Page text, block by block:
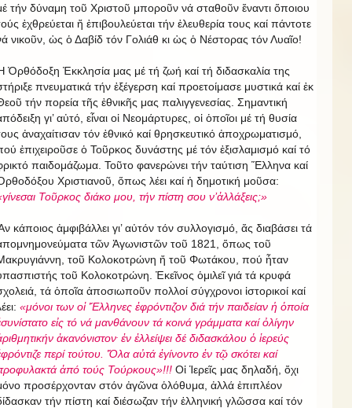
τήν δύναμη τοῦ Χριστοῦ μποροῦν νά σταθοῦν ἔναντι ὅποιου
ἐχθρεύεται ἤ ἐπιβουλεύεται τήν ἐλευθερία τους καί πάντοτε
νικοῦν, ὡς ὁ Δαβίδ τόν Γολιάθ κι ὡς ὁ Νέστορας τόν Λυαῖο!
Ὀρθόδοξη Ἐκκλησία μας μέ τή ζωή καί τή διδασκαλία της
πνευματικά τήν ἐξέγερση καί προετοίμασε μυστικά καί ἐκ
τήν πορεία τῆς ἐθνικῆς μας παλιγγενεσίας. Σημαντική
γι’ αὐτό, εἶναι οἱ Νεομάρτυρες, οἱ ὁποῖοι μέ τή θυσία
ἀναχαίτισαν τόν ἐθνικό καί θρησκευτικό ἀποχρωματισμό,
ἐπιχειροῦσε ὁ Τοῦρκος δυνάστης μέ τόν ἐξισλαμισμό καί τό
παιδομάζωμα. Τοῦτο φανερώνει τήν ταύτιση Ἕλληνα καί
Χριστιανοῦ, ὅπως λέει καί ἡ δημοτική μοῦσα:
Τοῦρκος διάκο μου, τήν πίστη σου ν’ἀλλάξεις;»
κάποιος ἀμφιβάλλει γι’ αὐτόν τόν συλλογισμό, ἄς διαβάσει τά
τῶν Ἀγωνιστῶν τοῦ 1821, ὅπως τοῦ
τοῦ Κολοκοτρώνη ἤ τοῦ Φωτάκου, πού ἦταν
τοῦ Κολοκοτρώνη. Ἐκεῖνος ὁμιλεῖ γιά τά κρυφά
τά ὁποῖα ἀποσιωποῦν πολλοί σύγχρονοι ἱστορικοί καί
«μόνοι των οἱ Ἕλληνες ἐφρόντιζον διά τήν παιδείαν ἡ ὁποία
εἰς τό νά μανθάνουν τά κοινά γράμματα καί ὀλίγην
ἀκανόνιστον ἐν ἐλλείψει δέ διδασκάλου ὁ ἱερεύς
περί τούτου. Ὅλα αὐτά ἐγίνοντο ἐν τῷ σκότει καί
ἀπό τούς Τούρκους»!!! Οἱ Ἱερεῖς μας δηλαδή, ὄχι
προσέρχονταν στόν ἀγῶνα ὁλόθυμα, ἀλλά ἐπιπλέον
τήν πίστη καί διέσωζαν τήν ἑλληνική γλῶσσα καί τόν